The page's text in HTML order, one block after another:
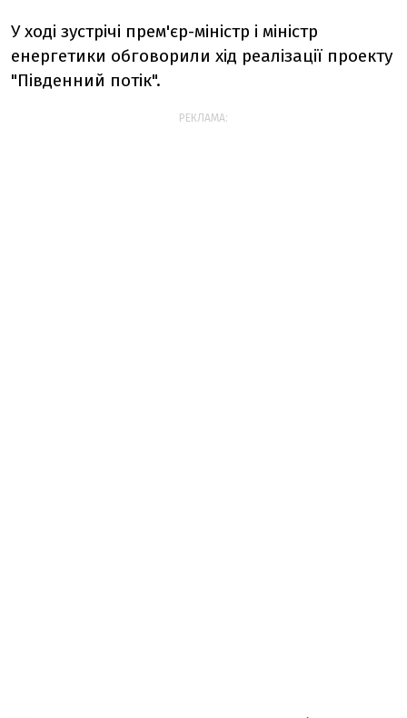
У ході зустрічі прем'єр-міністр і міністр
енергетики обговорили хід реалізації проекту
"Південний потік".
РЕКЛАМА: